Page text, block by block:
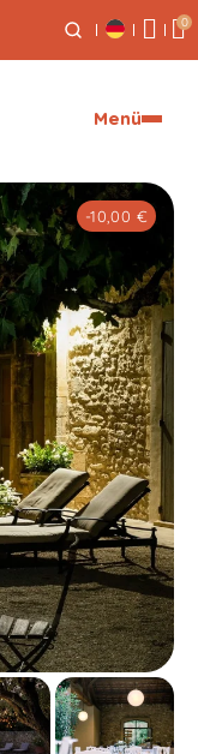
0
Menü
-10,00 €